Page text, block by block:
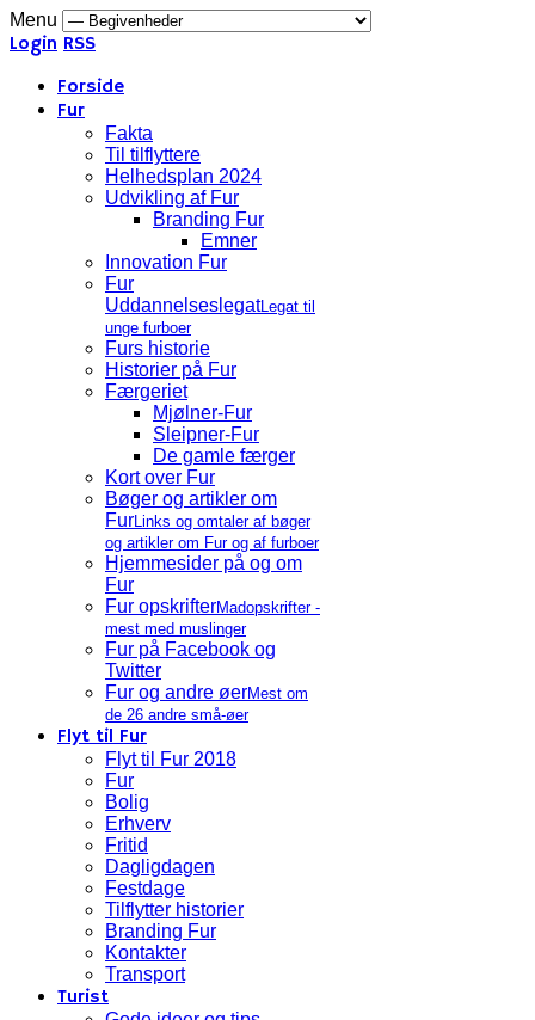
Menu
Login RSS
Forside
Fur
Fakta
Til tilflyttere
Helhedsplan 2024
Udvikling af Fur
Branding Fur
Emner
Innovation Fur
Fur
UddannelseslegatLegat til
unge furboer
Furs historie
Historier på Fur
Færgeriet
Mjølner-Fur
Sleipner-Fur
De gamle færger
Kort over Fur
Bøger og artikler om
FurLinks og omtaler af bøger
og artikler om Fur og af furboer
Hjemmesider på og om
Fur
Fur opskrifterMadopskrifter -
mest med muslinger
Fur på Facebook og
Twitter
Fur og andre øerMest om
de 26 andre små-øer
Flyt til Fur
Flyt til Fur 2018
Fur
Bolig
Erhverv
Fritid
Dagligdagen
Festdage
Tilflytter historier
Branding Fur
Kontakter
Transport
Turist